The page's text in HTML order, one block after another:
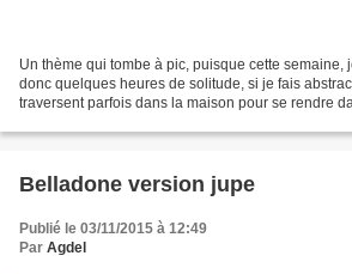
Un thème qui tombe à pic, puisque cette semaine,
donc quelques heures de solitude, si je fais
traversent parfois dans la maison pour se rendre
Belladone version jupe
Publié le 03/11/2015 à 12:49
Par Agdel